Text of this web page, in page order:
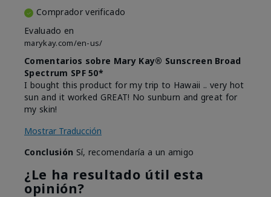
Comprador verificado
Evaluado en
marykay.com/en-us/
Comentarios sobre Mary Kay® Sunscreen Broad
Spectrum SPF 50*
I bought this product for my trip to Hawaii .. very hot
sun and it worked GREAT! No sunburn and great for
my skin!
Mostrar Traducción
Conclusión Sí, recomendaría a un amigo
¿Le ha resultado útil esta
opinión?